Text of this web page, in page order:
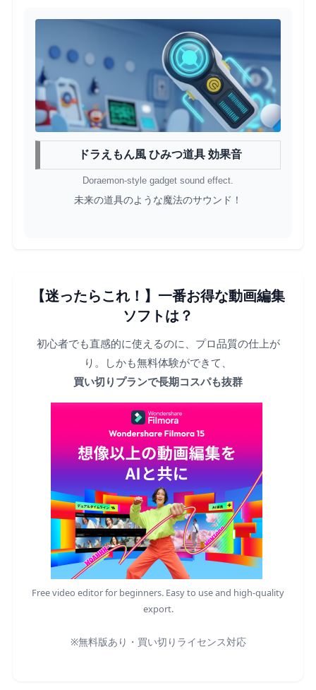
ドラえもん風 ひみつ道具 効果音
Doraemon-style gadget sound effect.
未来の道具のような魔法のサウンド！
【迷ったらこれ！】一番お得な動画編集
ソフトは？
初心者でも直感的に使えるのに、プロ品質の仕上が
り。しかも無料体験ができて、
買い切りプランで長期コスパも抜群
Free video editor for beginners. Easy to use and high-quality
export.
※無料版あり・買い切りライセンス対応